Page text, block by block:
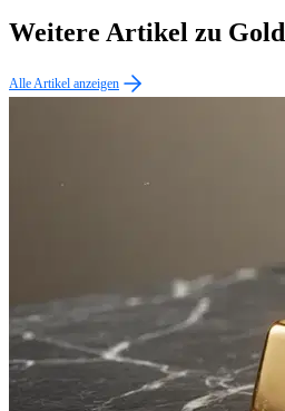
Weitere Artikel zu Gold
Alle Artikel anzeigen